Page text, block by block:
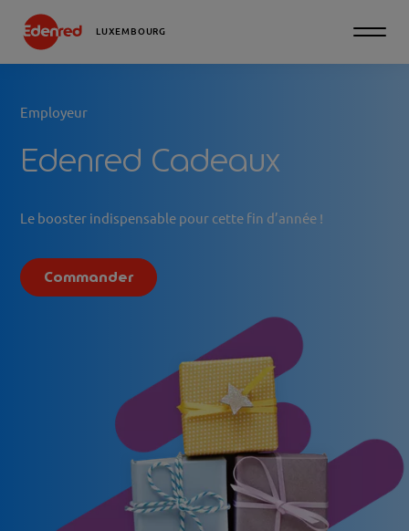
LUXEMBOURG
Edenred Cadeaux
Employeur
Le booster indispensable pour cette fin d’année !
Commander